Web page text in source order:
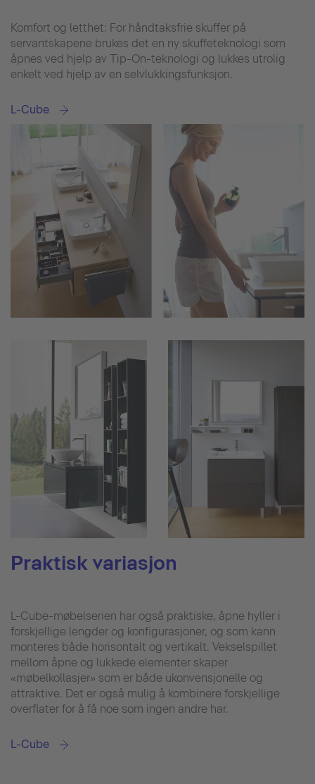
Komfort og letthet: For håndtaksfrie skuffer på
servantskapene brukes det en ny skuffeteknologi som
åpnes ved hjelp av Tip-On-teknologi og lukkes utrolig
enkelt ved hjelp av en selvlukkingsfunksjon.
L-Cube
Praktisk variasjon
L-Cube-møbelserien har også praktiske, åpne hyller i
forskjellige lengder og konfigurasjoner, og som kann
monteres både horisontalt og vertikalt. Vekselspillet
mellom åpne og lukkede elementer skaper
«møbelkollasjer» som er både ukonvensjonelle og
attraktive. Det er også mulig å kombinere forskjellige
overflater for å få noe som ingen andre har.
L-Cube